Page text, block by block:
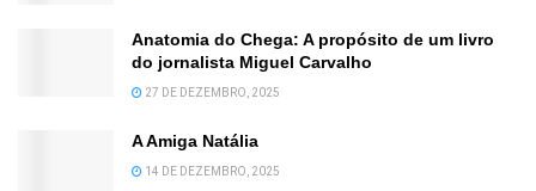
Anatomia do Chega: A propósito de um livro
do jornalista Miguel Carvalho
27 DE DEZEMBRO, 2025
A Amiga Natália
14 DE DEZEMBRO, 2025